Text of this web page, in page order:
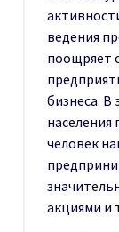
ведения
поощряет
бизнеса. В
населения
человек
акциями и